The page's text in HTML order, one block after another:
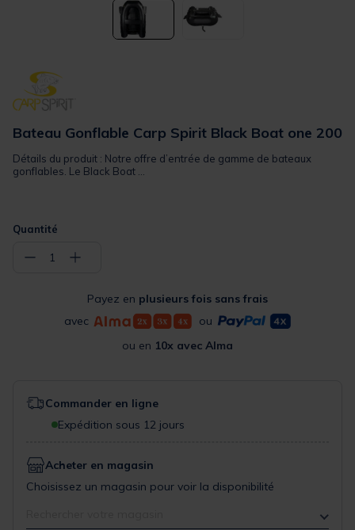
Bateau Gonflable Carp Spirit Black Boat one 200
Détails du produit : Notre offre d’entrée de gamme de bateaux
gonflables. Le Black Boat ...
Quantité
− 1 +
Payez en plusieurs fois sans frais
avec
ou
ou en 10x avec Alma
Commander en ligne
Expédition sous 12 jours
Acheter en magasin
Choisissez un magasin pour voir la disponibilité